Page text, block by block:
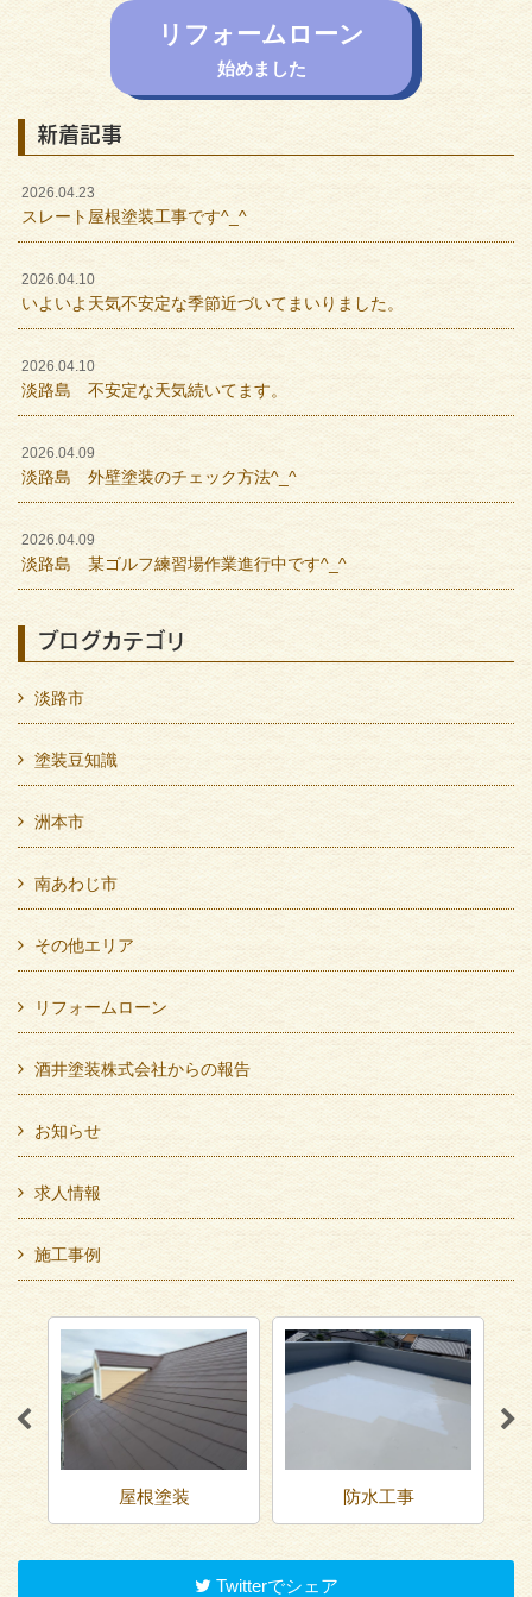
リフォームローン
始めました
新着記事
2026.04.23
スレート屋根塗装工事です^_^
2026.04.10
いよいよ天気不安定な季節近づいてまいりました。
2026.04.10
淡路島 不安定な天気続いてます。
2026.04.09
淡路島 外壁塗装のチェック方法^_^
2026.04.09
淡路島 某ゴルフ練習場作業進行中です^_^
ブログカテゴリ
淡路市
塗装豆知識
洲本市
南あわじ市
その他エリア
リフォームローン
酒井塗装株式会社からの報告
お知らせ
求人情報
施工事例
屋根塗装 防水工事
Twitterでシェア